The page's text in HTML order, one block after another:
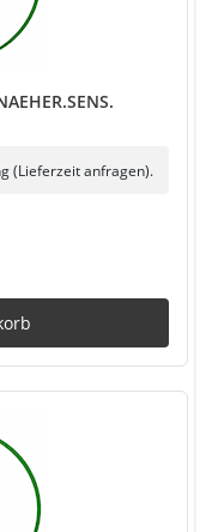
(Lieferzeit anfragen).